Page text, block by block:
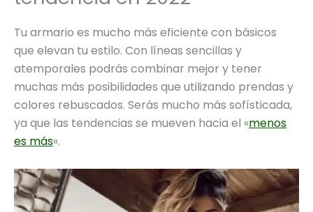
Tu armario es mucho más eficiente con básicos
que elevan tu estilo. Con líneas sencillas y
atemporales podrás combinar mejor y tener
muchas más posibilidades que utilizando prendas y
colores rebuscados. Serás mucho más sofísticada,
ya que las tendencias se mueven hacia el «menos
es más«.